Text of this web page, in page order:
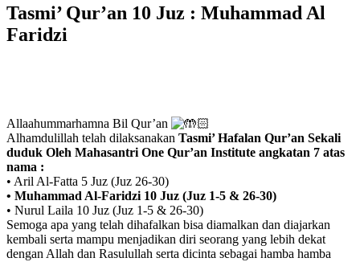
Tasmi’ Qur’an 10 Juz : Muhammad Al
Faridzi
Allaahummarhamna Bil Qur’an
Alhamdulillah telah dilaksanakan Tasmi’ Hafalan Qur’an Sekali
duduk Oleh Mahasantri One Qur’an Institute angkatan 7 atas
nama :
• Aril Al-Fatta 5 Juz (Juz 26-30)
• Muhammad Al-Faridzi 10 Juz (Juz 1-5 & 26-30)
• Nurul Laila 10 Juz (Juz 1-5 & 26-30)
Semoga apa yang telah dihafalkan bisa diamalkan dan diajarkan
kembali serta mampu menjadikan diri seorang yang lebih dekat
dengan Allah dan Rasulullah serta dicinta sebagai hamba hamba